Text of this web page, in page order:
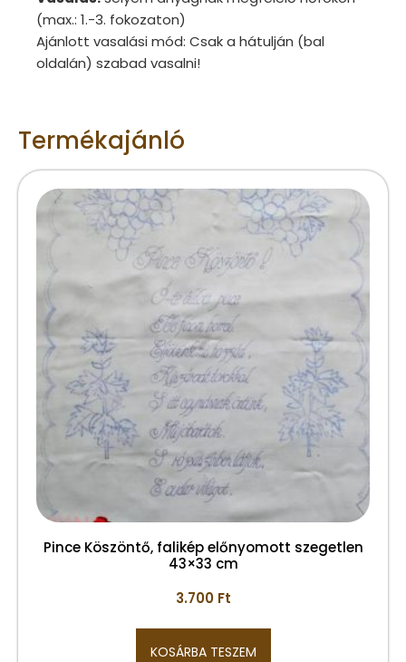
(max.: 1.-3. fokozaton)
Ajánlott vasalási mód: Csak a hátulján (bal
oldalán) szabad vasalni!
Termékajánló
Pince Köszöntő, falikép előnyomott szegetlen
43×33 cm
3.700 Ft
KOSÁRBA TESZEM